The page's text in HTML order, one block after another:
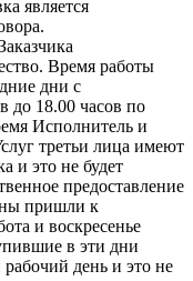
является
Время работы
дни с
до 18.00 часов по
Исполнитель и
третьи лица имеют
и это не будет
предоставление
пришли к
и воскресенье
в эти дни
день и это не